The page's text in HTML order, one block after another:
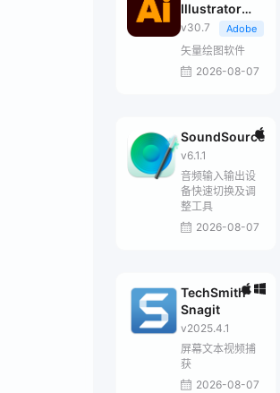
Illustrator
2026
v30.7 Adobe
矢量绘图软件
2026-08-07
SoundSource
v6.1.1
音频输入输出设
备快速切换及调
整工具
2026-08-07
TechSmith
Snagit
v2025.4.1
屏幕文本视频捕
获
2026-08-07